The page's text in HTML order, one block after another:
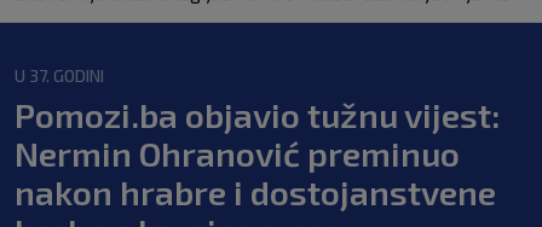
U 37. GODINI
Pomozi.ba objavio tužnu vijest:
Nermin Ohranović preminuo
nakon hrabre i dostojanstvene